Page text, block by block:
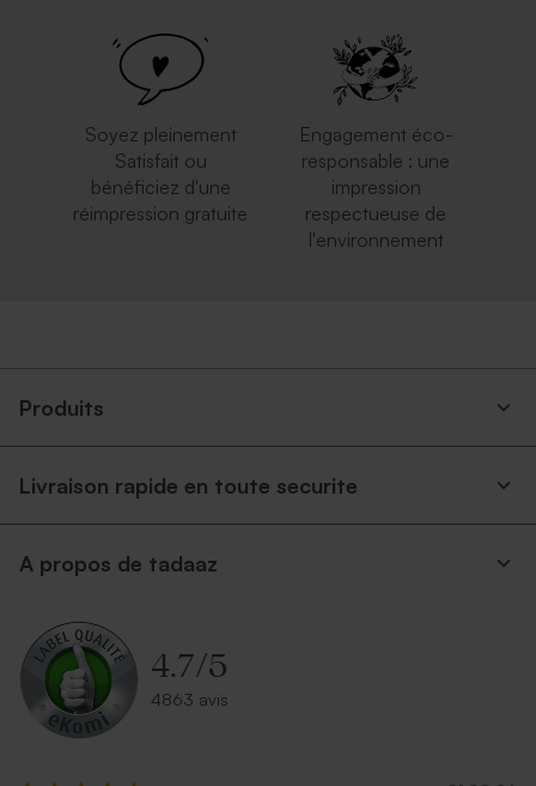
Soyez pleinement
Satisfait ou
bénéficiez d'une
réimpression gratuite
Engagement éco-
responsable : une
impression
respectueuse de
l'environnement
Produits
Livraison rapide en toute securite
A propos de tadaaz
4.7/5
4863 avis